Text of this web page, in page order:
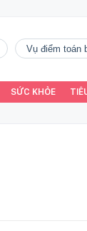
vụ điểm
SỨC KHỎE